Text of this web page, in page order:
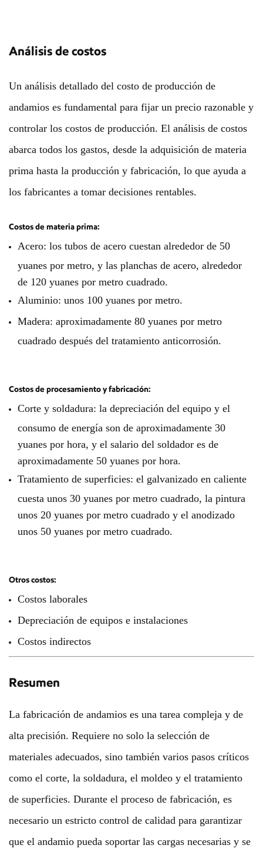
Análisis de costos
Un análisis detallado del costo de producción de
andamios es fundamental para fijar un precio razonable y
controlar los costos de producción. El análisis de costos
abarca todos los gastos, desde la adquisición de materia
prima hasta la producción y fabricación, lo que ayuda a
los fabricantes a tomar decisiones rentables.
Costos de materia prima:
Acero: los tubos de acero cuestan alrededor de 50
yuanes por metro, y las planchas de acero, alrededor
de 120 yuanes por metro cuadrado.
Aluminio: unos 100 yuanes por metro.
Madera: aproximadamente 80 yuanes por metro
cuadrado después del tratamiento anticorrosión.
Costos de procesamiento y fabricación:
Corte y soldadura: la depreciación del equipo y el
consumo de energía son de aproximadamente 30
yuanes por hora, y el salario del soldador es de
aproximadamente 50 yuanes por hora.
Tratamiento de superficies: el galvanizado en caliente
cuesta unos 30 yuanes por metro cuadrado, la pintura
unos 20 yuanes por metro cuadrado y el anodizado
unos 50 yuanes por metro cuadrado.
Otros costos:
Costos laborales
Depreciación de equipos e instalaciones
Costos indirectos
Resumen
La fabricación de andamios es una tarea compleja y de
alta precisión. Requiere no solo la selección de
materiales adecuados, sino también varios pasos críticos
como el corte, la soldadura, el moldeo y el tratamiento
de superficies. Durante el proceso de fabricación, es
necesario un estricto control de calidad para garantizar
que el andamio pueda soportar las cargas necesarias y se